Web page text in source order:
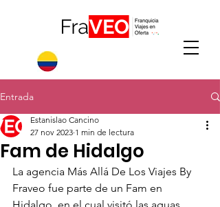
Entrada
Fam de Hidalgo
Estanislao Cancino
27 nov 2023 1 min de lectura
La agencia Más Allá De Los Viajes By
Fraveo fue parte de un Fam en